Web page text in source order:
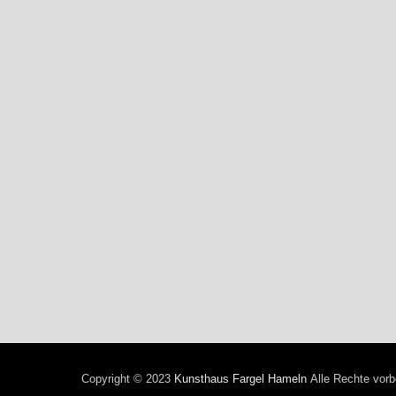
Copyright © 2023 Kunsthaus Fargel Hameln Alle Rechte